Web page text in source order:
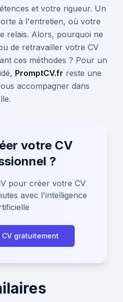
et votre rigueur. Un
à l'entretien, où votre
relais. Alors, pourquoi ne
de retravailler votre CV
ces méthodes ? Pour un
PromptCV.fr reste une
accompagner dans
votre CV
?
pour créer votre CV
avec l'intelligence
CV gratuitement